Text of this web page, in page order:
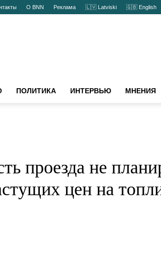
О BNN Реклама 🇱🇻 Latviski 🇬🇧 English
ПОЛИТИКА ИНТЕРВЬЮ МНЕНИЯ
проезда не
из-за
топливо - BNN-